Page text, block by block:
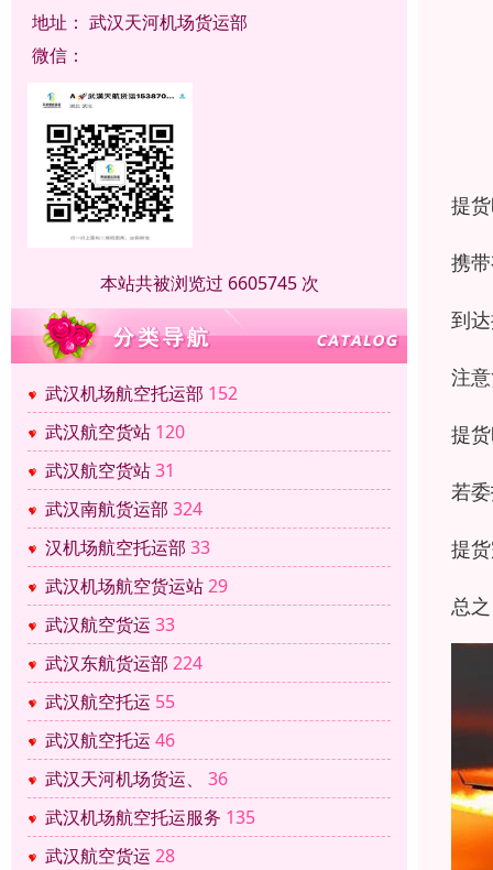
地址： 武汉天河机场货运部
微信：
本站共被浏览过 6605745 次
武汉机场航空托运部 152
武汉航空货站 120
武汉航空货站31
武汉南航货运部 324
汉机场航空托运部 33
武汉机场航空货运站29
武汉航空货运 33
武汉东航货运部 224
武汉航空托运 55
武汉航空托运 46
武汉天河机场货运、
36
武汉机场航空托运服务 135
武汉航空货运 28
提
携
到
注
提
若
提
总